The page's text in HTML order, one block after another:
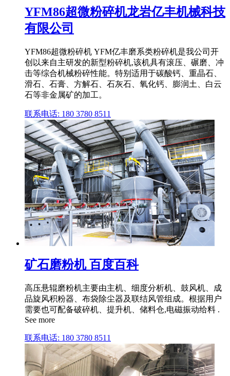
YFM86超微粉碎机龙岩亿丰机械科技
有限公司
YFM86超微粉碎机 YFM亿丰磨系类粉碎机是我公司开
创以来自主研发的新型粉碎机,该机具有滚压、碾磨、冲
击等综合机械粉碎性能。特别适用于碳酸钙、重晶石、
滑石、石膏、方解石、石灰石、氧化钙、膨润土、白云
石等非金属矿的加工。
联系电话: 180 3780 8511
矿石磨粉机 百度百科
高压悬辊磨粉机主要由主机、细度分析机、鼓风机、成
品旋风积粉器、布袋除尘器及联结风管组成。根据用户
需要也可配备破碎机、提升机、储料仓,电磁振动给料 .
See more
联系电话: 180 3780 8511